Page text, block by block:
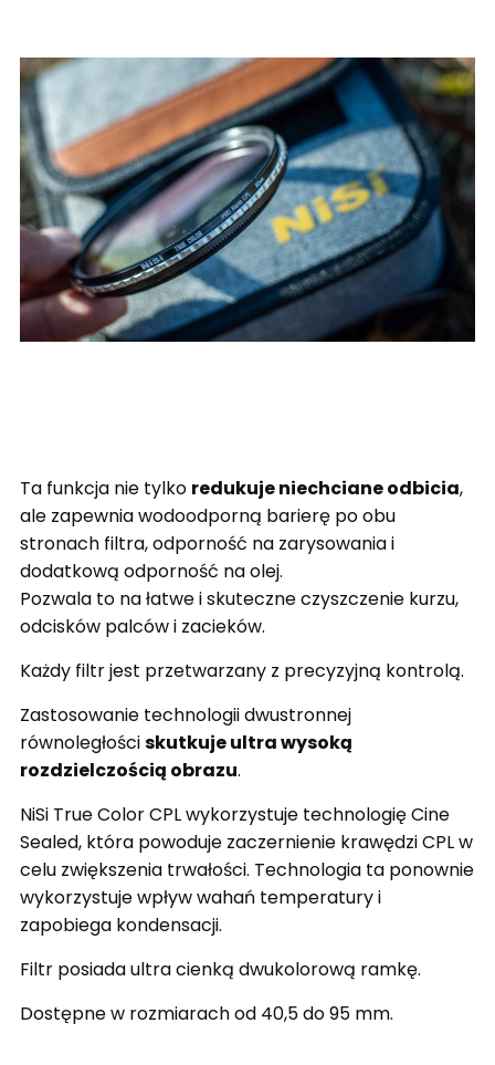
Ta funkcja nie tylko redukuje niechciane odbicia,
ale zapewnia wodoodporną barierę po obu
stronach filtra, odporność na zarysowania i
dodatkową odporność na olej.
Pozwala to na łatwe i skuteczne czyszczenie kurzu,
odcisków palców i zacieków.
Każdy filtr jest przetwarzany z precyzyjną kontrolą.
Zastosowanie technologii dwustronnej
równoległościskutkuje ultra wysoką
rozdzielczością obrazu.
NiSi True Color CPL wykorzystuje technologię Cine
Sealed, która powoduje zaczernienie krawędzi CPL w
celu zwiększenia trwałości. Technologia ta ponownie
wykorzystuje wpływ wahań temperatury i
zapobiega kondensacji.
Filtr posiada ultra cienką dwukolorową ramkę.
Dostępne w rozmiarach od 40,5 do 95 mm.